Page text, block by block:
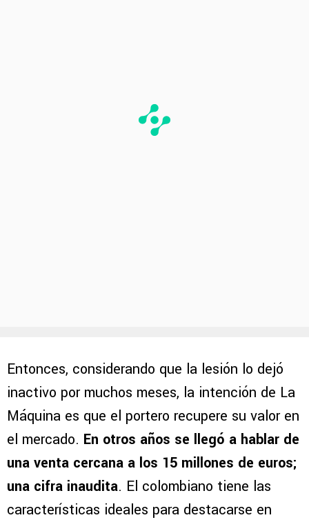
Entonces, considerando que la lesión lo dejó
inactivo por muchos meses, la intención de La
Máquina es que el portero recupere su valor en
el mercado. En otros años se llegó a hablar de
una venta cercana a los 15 millones de euros;
una cifra inaudita. El colombiano tiene las
características ideales para destacarse en